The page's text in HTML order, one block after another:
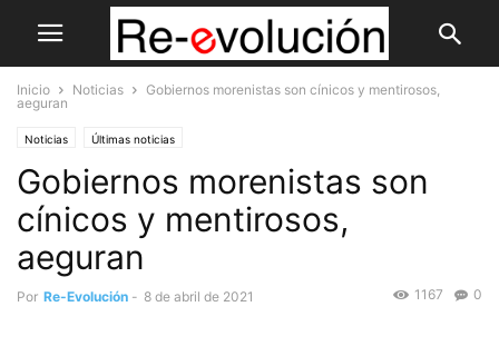
Inicio Noticias
Gobiernos morenistas son cínicos y mentirosos,
aeguran
Noticias Últimas noticias
Gobiernos morenistas son
cínicos y mentirosos,
aeguran
Por Re-Evolución - 8 de abril de 2021 0
1167